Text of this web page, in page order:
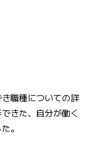
職種についての詳
きた、自分が働く
。